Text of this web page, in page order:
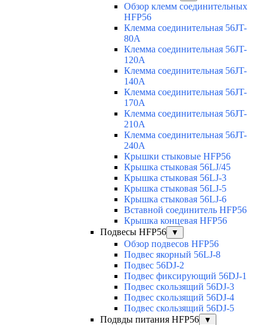
Обзор клемм соединительных
HFP56
Клемма соединительная 56JT-
80A
Клемма соединительная 56JT-
120A
Клемма соединительная 56JT-
140A
Клемма соединительная 56JT-
170A
Клемма соединительная 56JT-
210A
Клемма соединительная 56JT-
240A
Крышки стыковые HFP56
Крышка стыковая 56LJ/45
Крышка стыковая 56LJ-3
Крышка стыковая 56LJ-5
Крышка стыковая 56LJ-6
Вставной соединитель HFP56
Крышка концевая HFP56
Подвесы HFP56
▼
Обзор подвесов HFP56
Подвес якорный 56LJ-8
Подвес 56DJ-2
Подвес фиксирующий 56DJ-1
Подвес скользящий 56DJ-3
Подвес скользящий 56DJ-4
Подвес скользящий 56DJ-5
Подвды питания HFP56
▼